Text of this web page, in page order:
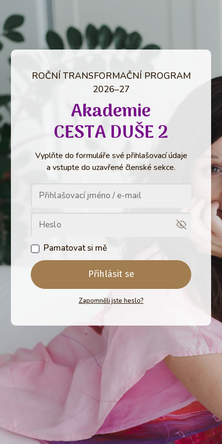
ROČNÍ TRANSFORMAČNÍ PROGRAM
2026–27
Akademie
CESTA DUŠE 2
Vyplňte do formuláře své přihlašovací údaje
a vstupte do uzavřené členské sekce.
Pamatovat si mě
Přihlásit se
Zapomněli jste heslo?